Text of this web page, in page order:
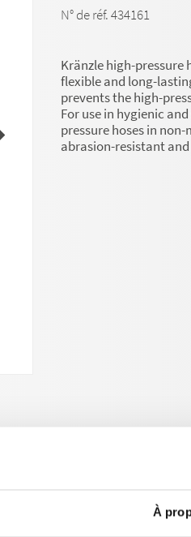
À
N° de réf. 434161
Kränzle high-pressure
flexible and long-
prevents the high-
For use in hygienic
pressure hoses in
abrasion-resistant